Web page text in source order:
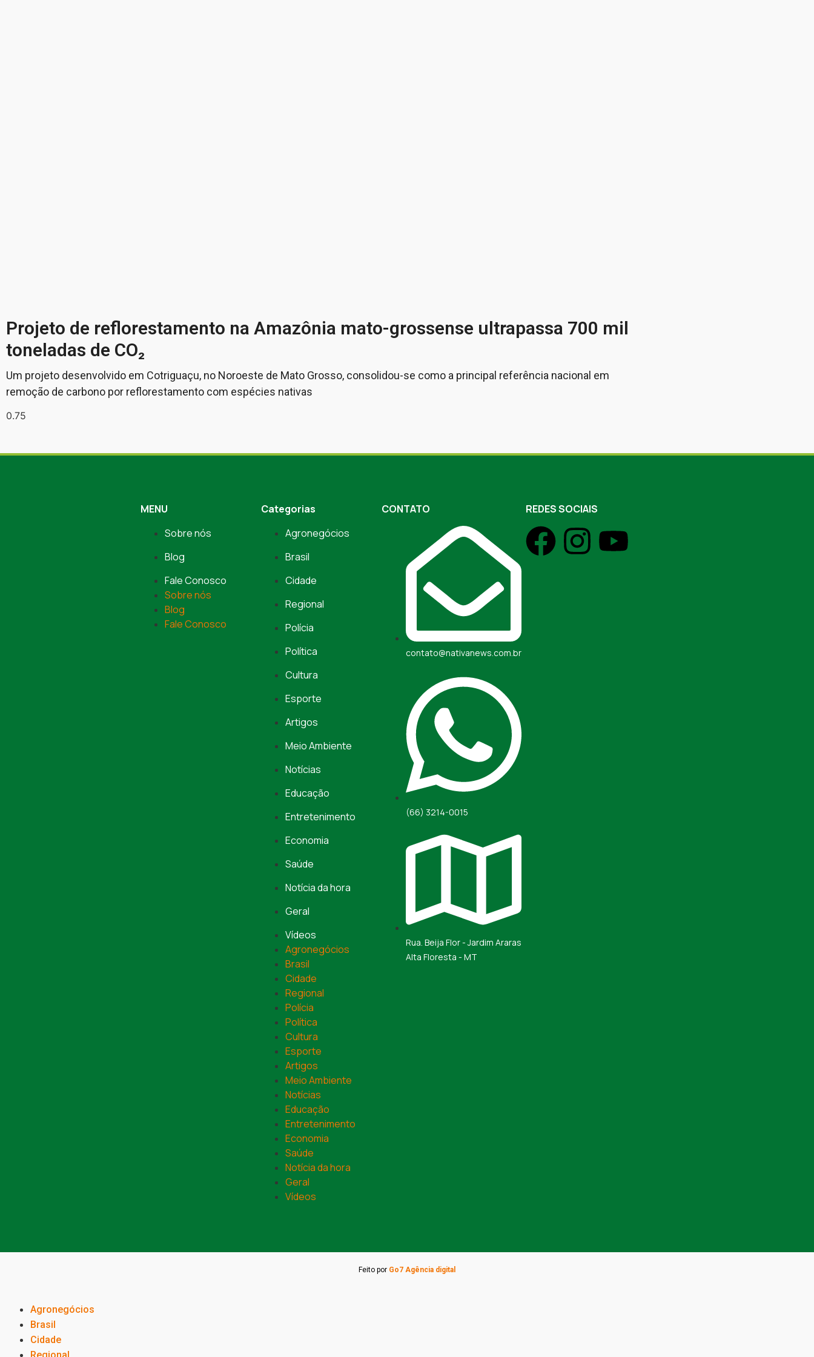
Projeto de reflorestamento na Amazônia mato-grossense ultrapassa 700 mil
toneladas de CO₂
Um projeto desenvolvido em Cotriguaçu, no Noroeste de Mato Grosso, consolidou-se como a principal referência nacional em
remoção de carbono por reflorestamento com espécies nativas
MENU
Sobre nós
Blog
Fale Conosco
Sobre nós
Blog
Fale Conosco
Categorias
Agronegócios
Brasil
Cidade
Regional
Polícia
Política
Cultura
Esporte
Artigos
Meio Ambiente
Notícias
Educação
Entretenimento
Economia
Saúde
Notícia da hora
Geral
Vídeos
Agronegócios
Brasil
Cidade
Regional
Polícia
Política
Cultura
Esporte
Artigos
Meio Ambiente
Notícias
Educação
Entretenimento
Economia
Saúde
Notícia da hora
Geral
Vídeos
CONTATO
contato@nativanews.com.br
(66) 3214-0015
Rua. Beija Flor - Jardim Araras
Alta Floresta - MT
REDES SOCIAIS
Feito por Go7 Agência digital
Agronegócios
Brasil
Cidade